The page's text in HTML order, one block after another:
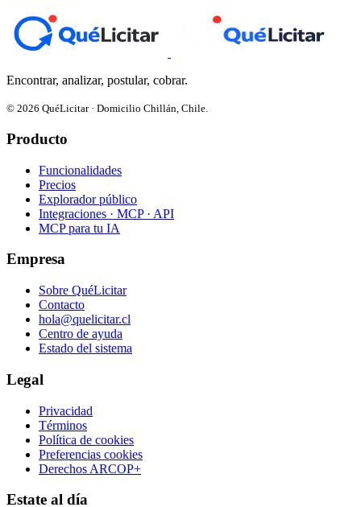
Encontrar, analizar, postular, cobrar.
© 2026 QuéLicitar · Domicilio Chillán, Chile.
Producto
Funcionalidades
Precios
Explorador público
Integraciones · MCP · API
MCP para tu IA
Empresa
Sobre QuéLicitar
Contacto
hola@quelicitar.cl
Centro de ayuda
Estado del sistema
Legal
Privacidad
Términos
Política de cookies
Preferencias cookies
Derechos ARCOP+
Estate al día